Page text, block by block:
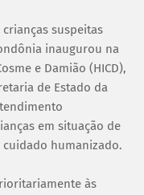
suspeitas
inaugurou na
e Damião (HICD),
de Estado da
em situação de
humanizado.
às